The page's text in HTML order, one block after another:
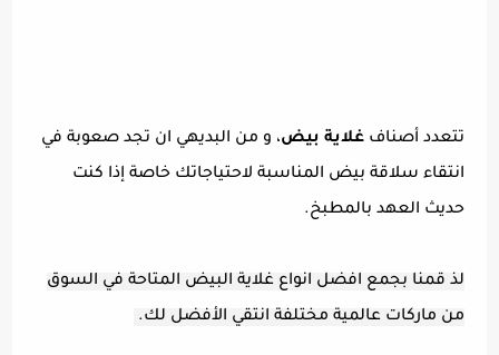
تتعدد أصنافغلاية بيض، و من البديهي ان تجد صعوبة في
انتقاء سلاقة بيض المناسبة لاحتياجاتك خاصة إذا كنت
حديث العهد بالمطبخ.
لذ قمنا بجمع افضل انواع غلاية البيض المتاحة في السوق
من ماركات عالمية مختلفة انتقي الأفضل لك.